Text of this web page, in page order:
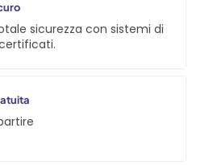
sicurezza con sistemi di